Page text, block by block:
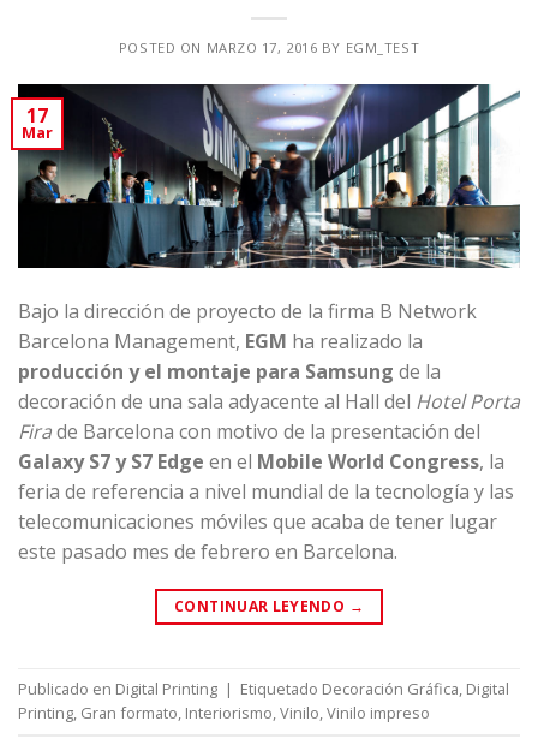
POSTED ON MARZO 17, 2016 BY EGM_TEST
17
Mar
Bajo la dirección de proyecto de la firma B Network
Barcelona Management, EGM ha realizado la
producción y el montaje para Samsung de la
decoración de una sala adyacente al Hall del Hotel Porta
Firade Barcelona con motivo de la presentación del
Galaxy S7 y S7 Edge en el Mobile World Congress, la
feria de referencia a nivel mundial de la tecnología y las
telecomunicaciones móviles que acaba de tener lugar
este pasado mes de febrero en Barcelona.
CONTINUAR LEYENDO →
Publicado en Digital Printing | Etiquetado Decoración Gráfica, Digital
Printing, Gran formato, Interiorismo,Vinilo,Vinilo impreso